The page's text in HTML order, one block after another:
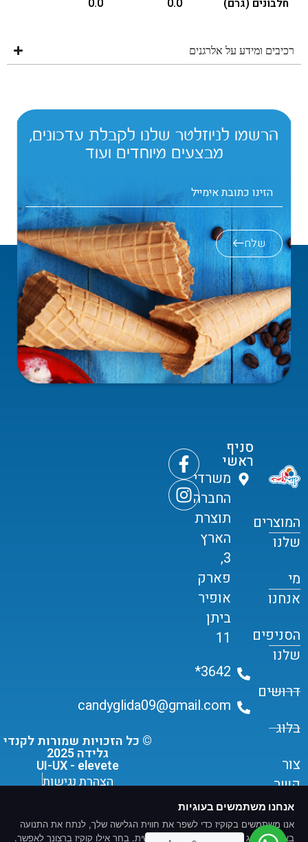
רכיבים ומידע על אלרגנים
הרשמו לניוזלטר שלנו לקבלת עדכונים,
מבצעים מיוחדים ועוד
שלח
המוצרים
שלנו
מי
אנחנו
הסניפים
שלנו
דרושים
בלוג
צור
קשר
סניף
ראשי
משרדי
החברה
תוצרת
הארץ
3,
פארק
אופיר
ביתן
11
3642*
candyglida09@gmail.com
הצהרת נגישות
© כל הזכויות שמורות לקנדי
גלידה 2025
UI-UX - elevete
אנחנו משתמשים בעוגיות
אנו משתמשים בקוקיז כדי לשפר את חווית הגלישה שלך, לנתח את התנועה
באתר ולהציג תוכן ומודעות מותאמים אישית. בחר אילו קוקיז ברצונך לאפשר.